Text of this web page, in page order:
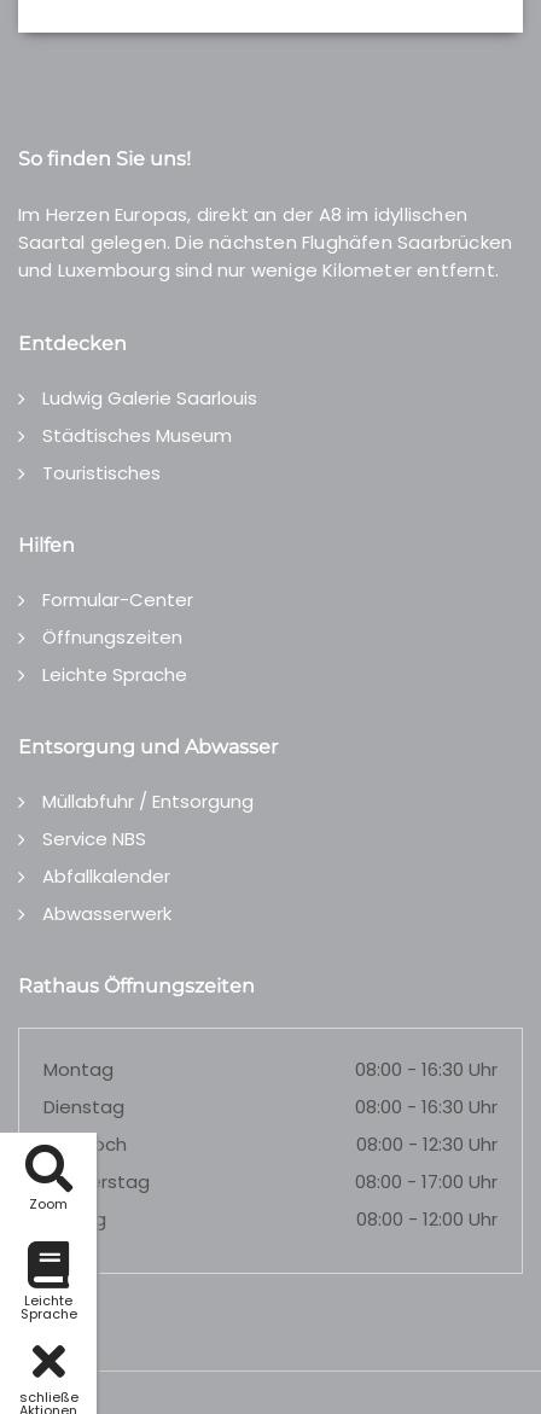
Zoom
Leichte
Sprache
schließe
So finden Sie uns!
Im Herzen Europas, direkt an der A8 im idyllischen
Saartal gelegen. Die nächsten Flughäfen Saarbrücken
und Luxembourg sind nur wenige Kilometer entfernt.
Entdecken
Ludwig Galerie Saarlouis
Städtisches Museum
Touristisches
Hilfen
Formular-Center
Öffnungszeiten
Leichte Sprache
Entsorgung und Abwasser
Müllabfuhr / Entsorgung
Service NBS
Abfallkalender
Abwasserwerk
Rathaus Öffnungszeiten
Montag
08:00 - 16:30 Uhr
Dienstag
08:00 - 16:30 Uhr
Mittwoch
08:00 - 12:30 Uhr
Donnerstag
08:00 - 17:00 Uhr
Freitag
08:00 - 12:00 Uhr